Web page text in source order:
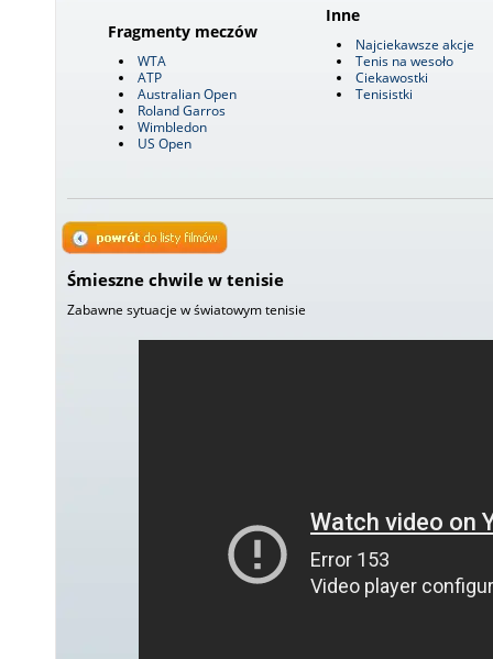
Fragmenty meczów
WTA
ATP
Australian Open
Roland Garros
Wimbledon
US Open
Inne
Najciekawsze akcje
Tenis na wesoło
Ciekawostki
Tenisistki
Śmieszne chwile w tenisie
Zabawne sytuacje w światowym tenisie